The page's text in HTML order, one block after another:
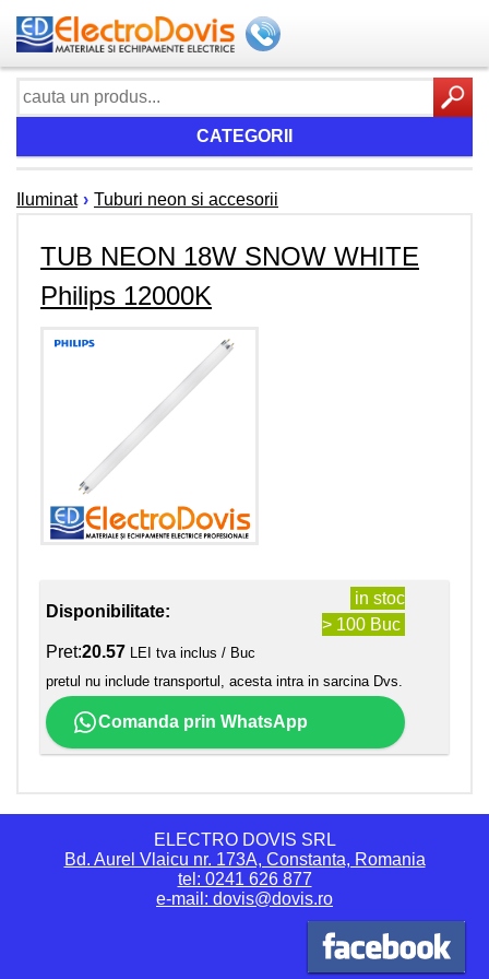
CATEGORII
Iluminat › Tuburi neon si accesorii
TUB NEON 18W SNOW WHITE
Philips 12000K
Disponibilitate:
in stoc
> 100 Buc
Pret:20.57 LEI tva inclus / Buc
pretul nu include transportul, acesta intra in sarcina Dvs.
Comanda prin WhatsApp
ELECTRO DOVIS SRL
Bd. Aurel Vlaicu nr. 173A, Constanta, Romania
tel: 0241 626 877
e-mail: dovis@dovis.ro